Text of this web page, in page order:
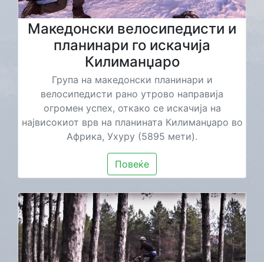
Македонски велосипедисти и
планинари го искачија
Килиманџаро
Група на македонски планинари и
велосипедисти рано утрово направија
огромен успех, откако се искачија на
највисокиот врв на планината Килиманџаро во
Африка, Ухуру (5895 мети).
Повеќе